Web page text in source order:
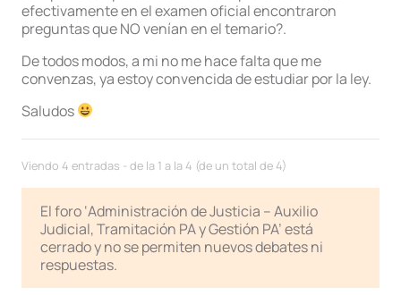
efectivamente en el examen oficial encontraron
preguntas que NO venían en el temario?.
De todos modos, a mi no me hace falta que me
convenzas, ya estoy convencida de estudiar por la ley.
Saludos
Viendo 4 entradas - de la 1 a la 4 (de un total de 4)
El foro ‘Administración de Justicia – Auxilio
Judicial, Tramitación PA y Gestión PA’ está
cerrado y no se permiten nuevos debates ni
respuestas.